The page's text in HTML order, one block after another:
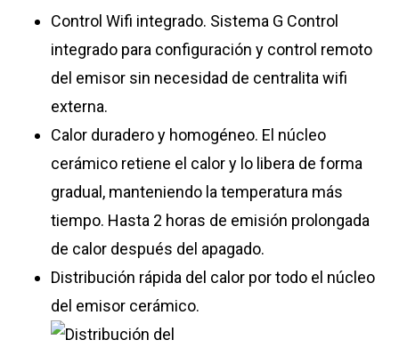
Control Wifi integrado. Sistema G Control
integrado para configuración y control remoto
del emisor sin necesidad de centralita wifi
externa.
Calor duradero y homogéneo. El núcleo
cerámico retiene el calor y lo libera de forma
gradual, manteniendo la temperatura más
tiempo. Hasta 2 horas de emisión prolongada
de calor después del apagado.
Distribución rápida del calor por todo el núcleo
del emisor cerámico.